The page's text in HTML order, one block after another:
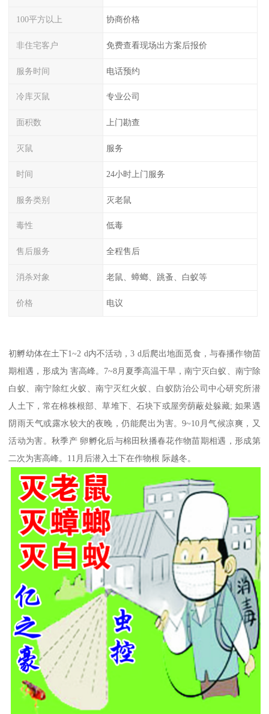
100平方以上 协商价格
非住宅客户 免费查看现场出方案后报价
服务时间 电话预约
冷库灭鼠 专业公司
面积数 上门勘查
灭鼠 服务
时间 24小时上门服务
服务类别 灭老鼠
毒性 低毒
售后服务 全程售后
消杀对象 老鼠、蟑螂、跳蚤、白蚁等
价格 电议
初孵幼体在土下1~2 d内不活动，3 d后爬出地面觅食，与春播作物苗
期相遇，形成为 害高峰。7~8月夏季高温干旱，南宁灭白蚁、南宁除
白蚁、南宁除红火蚁、南宁灭红火蚁、白蚁防治公司中心研究所潜
人土下，常在棉株根部、草堆下、石块下或屋旁荫蔽处躲藏; 如果遇
阴雨天气或露水较大的夜晚，仍能爬出为害。9~10月气候凉爽，又
活动为害。秋季产 卵孵化后与棉田秋播春花作物苗期相遇，形成第
二次为害高峰。11月后潜入土下在作物根 际越冬。